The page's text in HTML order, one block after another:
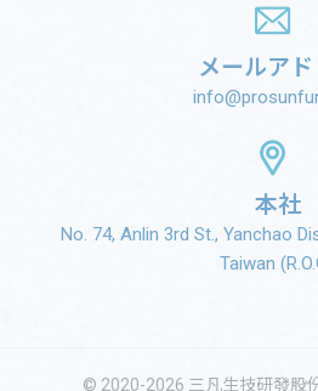
メールア
本社
No. 74, Anlin 3rd St., Yanchao
Taiwan
© 2020-2026 三凡生技研發股